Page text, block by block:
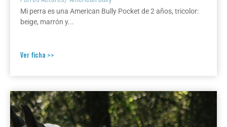
Mi perra es una American Bully Pocket de 2 años, tricolor:
beige, marrón y...
Ver ficha >>